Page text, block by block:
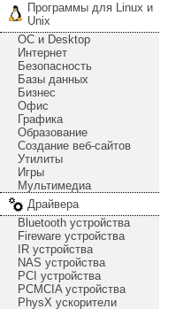
Программы для Linux и
Unix
ОС и Desktop
Интернет
Безопасность
Базы данных
Бизнес
Офис
Графика
Образование
Создание веб-сайтов
Утилиты
Игры
Мультимедиа
Драйвера
Bluetooth устройства
Fireware устройства
IR устройства
NAS устройства
PCI устройства
PCMCIA устройства
PhysX ускорители